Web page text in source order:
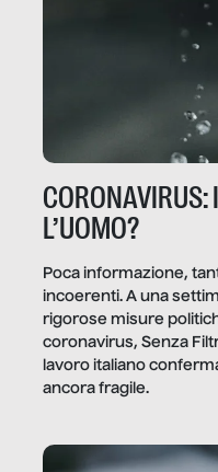
CORONAVIRUS:
L’UOMO?
Poca informazione,
incoerenti. A una
rigorose misure
coronavirus, Senza
lavoro italiano
ancora fragile.